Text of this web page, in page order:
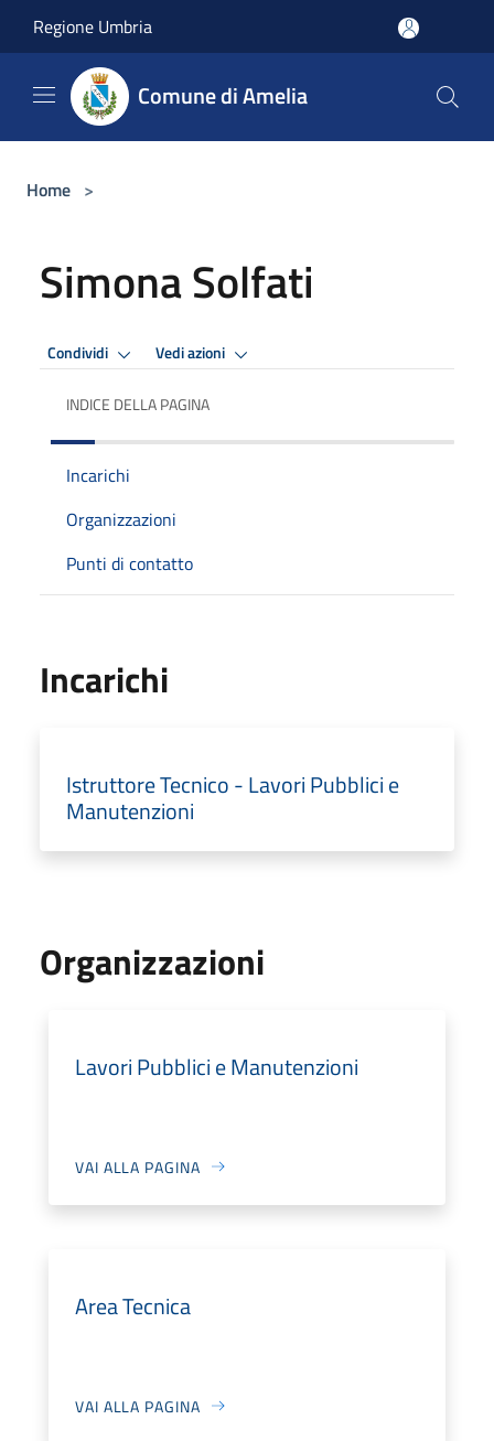
Regione Umbria
Comune di Amelia
Home >
Simona Solfati
Condividi Vedi azioni
INDICE DELLA PAGINA
Incarichi
Organizzazioni
Punti di contatto
Incarichi
Istruttore Tecnico - Lavori Pubblici e
Manutenzioni
Organizzazioni
Lavori Pubblici e Manutenzioni
VAI ALLA PAGINA
Area Tecnica
VAI ALLA PAGINA